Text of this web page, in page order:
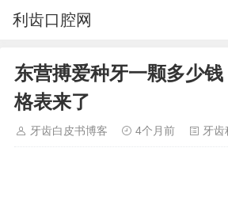
利齿口腔网
东营搏爱种牙一颗多少
格表来了
牙齿白皮书博客 4个月前 牙齿